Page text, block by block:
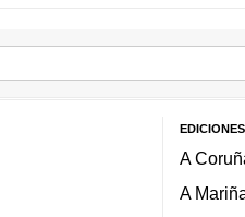
EDICIONES
A
A